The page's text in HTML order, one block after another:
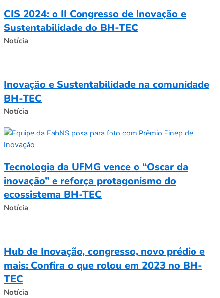
CIS 2024: o II Congresso de Inovação e
Sustentabilidade do BH-TEC
Notícia
Inovação e Sustentabilidade na comunidade
BH-TEC
Notícia
Tecnologia da UFMG vence o “Oscar da
inovação” e reforça protagonismo do
ecossistema BH-TEC
Notícia
Hub de Inovação, congresso, novo prédio e
mais: Confira o que rolou em 2023 no BH-
TEC
Notícia